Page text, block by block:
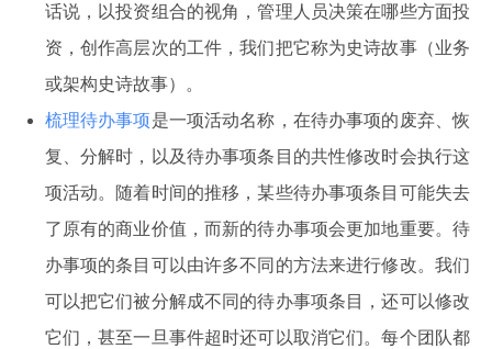
话说，以投资组合的视角，管理人员决策在哪些方面投
资，创作高层次的工件，我们把它称为史诗故事（业务
或架构史诗故事）。
梳理待办事项是一项活动名称，在待办事项的废弃、恢
复、分解时，以及待办事项条目的共性修改时会执行这
项活动。随着时间的推移，某些待办事项条目可能失去
了原有的商业价值，而新的待办事项会更加地重要。待
办事项的条目可以由许多不同的方法来进行修改。我们
可以把它们被分解成不同的待办事项条目，还可以修改
它们，甚至一旦事件超时还可以取消它们。每个团队都